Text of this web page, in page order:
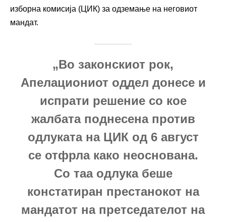
изборна комисија (ЦИК) за одземање на неговиот
мандат.
„Во законскиот рок,
Апелациониот оддел донесе и
испрати решение со кое
жалбата поднесена против
одлуката на ЦИК од 6 август
се отфрла како неоснована.
Со таа одлука беше
констатиран престанокот на
мандатот на претседателот на